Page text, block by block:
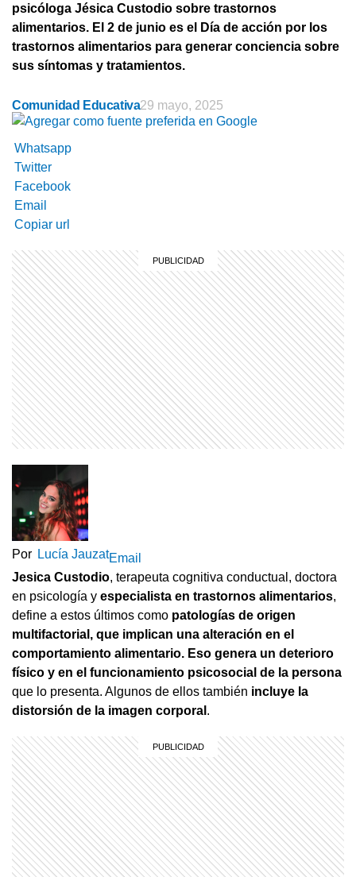
psicóloga Jésica Custodio sobre trastornos
alimentarios. El 2 de junio es el Día de acción por los
trastornos alimentarios para generar conciencia sobre
sus síntomas y tratamientos.
Comunidad Educativa29 mayo, 2025
Whatsapp
Twitter
Facebook
Email
Copiar url
Por Lucía JauzatEmail
Jesica Custodio, terapeuta cognitiva conductual, doctora
en psicología y especialista en trastornos alimentarios,
define a estos últimos como patologías de origen
multifactorial, que implican una alteración en el
comportamiento alimentario. Eso genera un deterioro
físico y en el funcionamiento psicosocial de la persona
que lo presenta. Algunos de ellos también incluye la
distorsión de la imagen corporal .